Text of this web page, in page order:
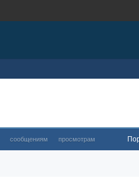
сообщениям просмотрам